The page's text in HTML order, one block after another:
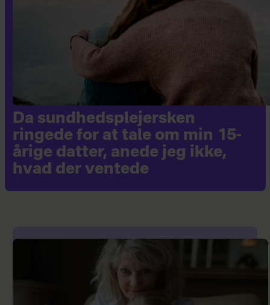
Da sundhedsplejersken
ringede for at tale om min 15-
årige datter, anede jeg ikke,
hvad der ventede